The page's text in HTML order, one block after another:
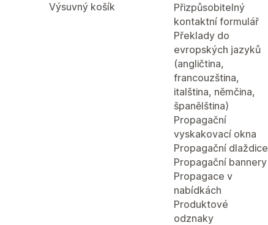
Výsuvný košík
Přizpůsobitelný
kontaktní formulář
Překlady do
evropských jazyků
(angličtina,
francouzština,
italština, němčina,
španělština)
Propagační
vyskakovací okna
Propagační dlaždice
Propagační bannery
Propagace v
nabídkách
Produktové
odznaky